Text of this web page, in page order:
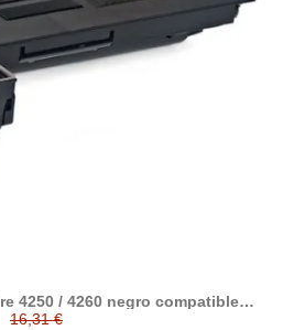
4250 / 4260 negro compatible
a Xerox 106R01409
16,31 €